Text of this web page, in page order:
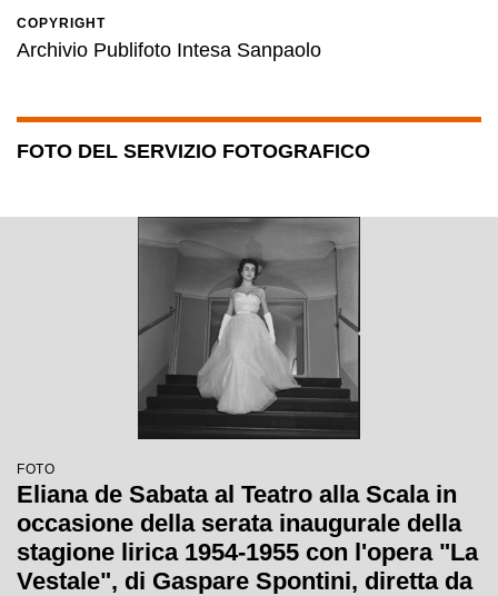
COPYRIGHT
Archivio Publifoto Intesa Sanpaolo
FOTO DEL SERVIZIO FOTOGRAFICO
FOTO
Eliana de Sabata al Teatro alla Scala in
occasione della serata inaugurale della
stagione lirica 1954-1955 con l'opera "La
Vestale", di Gaspare Spontini, diretta da